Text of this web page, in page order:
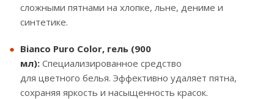
сложными пятнами на хлопке, льне, дениме и
синтетике.
Bianco Puro Color, гель (900
мл): Специализированное средство
для цветного белья. Эффективно удаляет пятна,
сохраняя яркость и насыщенность красок.